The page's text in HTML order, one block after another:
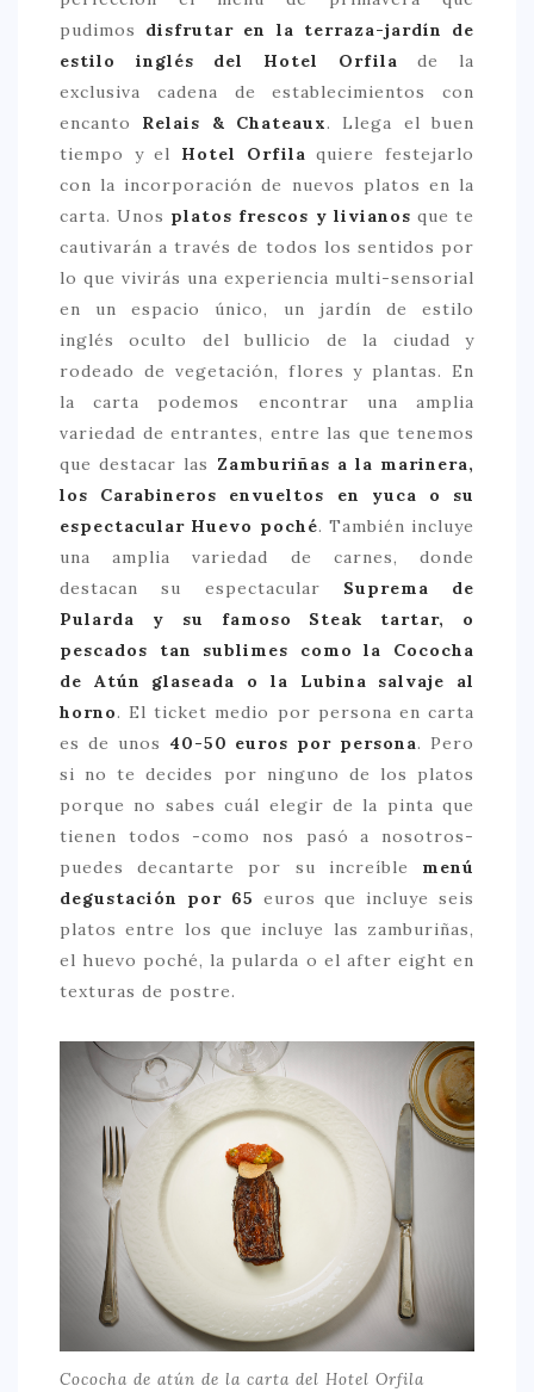
MEDITERRÁNEA
SALUDABLE
TAPAS
TRADICIONAL
< 25 €
25 – 50 €
> 50 €
NUESTROS FAVORITOS
BEAUTY
ESCAPADAS
EVENTOS POP UP
GOURMET
HEALTHY
MAPA
CONTACTO
pudimos disfrutar en la terraza-jardín de
estilo inglés del Hotel Orfilade la
exclusiva cadena de establecimientos con
encanto Relais & Chateaux. Llega el buen
tiempo y el Hotel Orfila quiere festejarlo
con la incorporación de nuevos platos en la
carta. Unos platos frescos y livianos que te
cautivarán a través de todos los sentidos por
lo que vivirás una experiencia multi-sensorial
en un espacio único, un jardín de estilo
inglés oculto del bullicio de la ciudad y
rodeado de vegetación, flores y plantas. En
la carta podemos encontrar una amplia
variedad de entrantes, entre las que tenemos
que destacar las Zamburiñas a la marinera,
los Carabineros envueltos en yuca o su
espectacular Huevo poché. También incluye
una amplia variedad de carnes, donde
destacan su espectacular Suprema de
Pularda y su famoso Steak tartar, o
pescados tan sublimes como la Cococha
de Atún glaseada o la Lubina salvaje al
horno. El ticket medio por persona en carta
es de unos 40-50 euros por persona. Pero
si no te decides por ninguno de los platos
porque no sabes cuál elegir de la pinta que
tienen todos -como nos pasó a nosotros-
puedes decantarte por su increíble menú
degustación por 65 euros que incluye seis
platos entre los que incluye las zamburiñas,
el huevo poché, la pularda o el after eight en
texturas de postre.
Cococha de atún de la carta del Hotel Orfila